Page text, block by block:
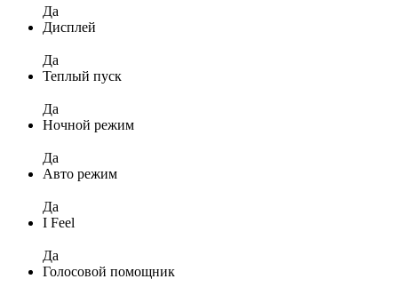
Да
Дисплей
Да
Теплый пуск
Да
Ночной режим
Да
Авто режим
Да
I Feel
Да
Голосовой помощник